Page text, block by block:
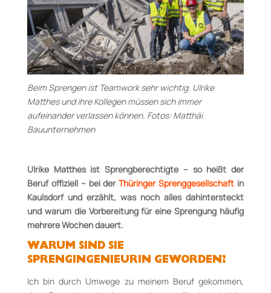
Beim Sprengen ist Teamwork sehr wichtig. Ulrike
Matthes und ihre Kollegen müssen sich immer
aufeinander verlassen können. Fotos: Matthäi
Bauunternehmen
Ulrike Matthes ist Sprengberechtigte – so heißt der
Beruf offiziell – beiderThüringer Sprenggesellschaft in
Kaulsdorf und erzählt, was noch allesdahintersteckt
und warum die Vorbereitung für eine Sprengung häufig
mehrere Wochen dauert.
WARUM SIND SIE
SPRENGINGENIEURIN GEWORDEN?
Ich bin durch Umwege zu meinem Beruf gekommen,